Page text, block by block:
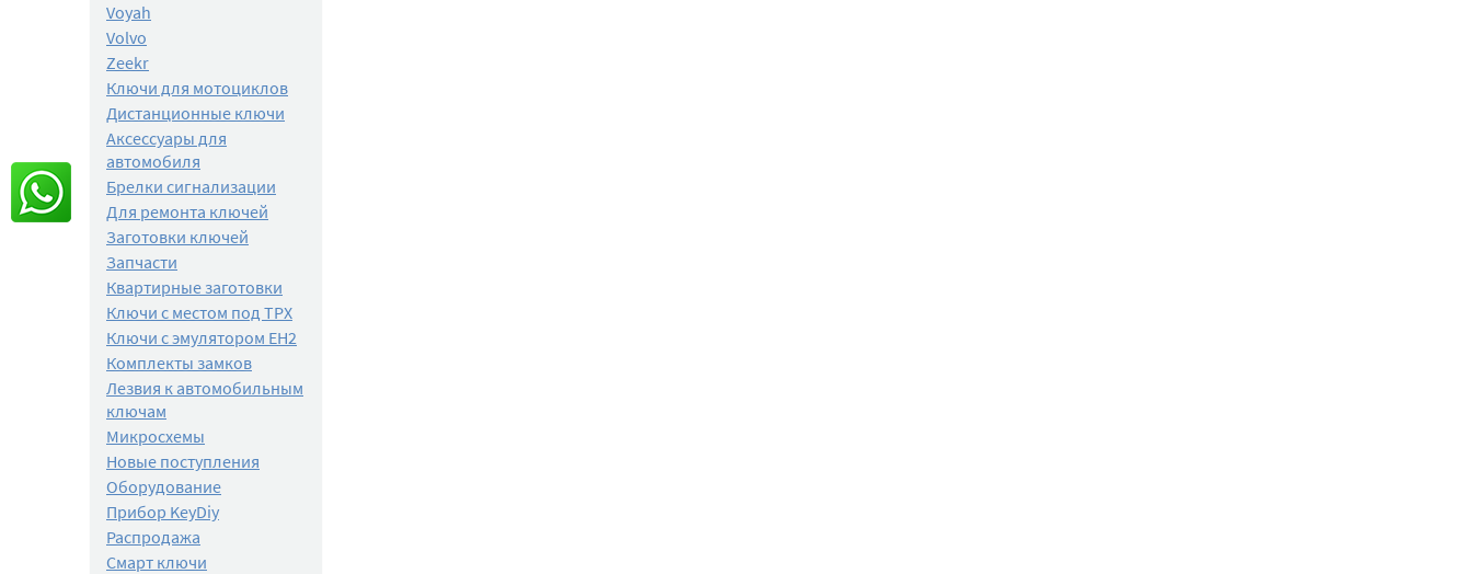
Voyah
Volvo
Zeekr
Ключи для мотоциклов
Дистанционные ключи
Аксессуары для
автомобиля
Брелки сигнализации
Для ремонта ключей
Заготовки ключей
Запчасти
Квартирные заготовки
Ключи с местом под TPX
Ключи с эмулятором EH2
Комплекты замков
Лезвия к автомобильным
ключам
Микросхемы
Новые поступления
Оборудование
Прибор KeyDiy
Распродажа
Смарт ключи